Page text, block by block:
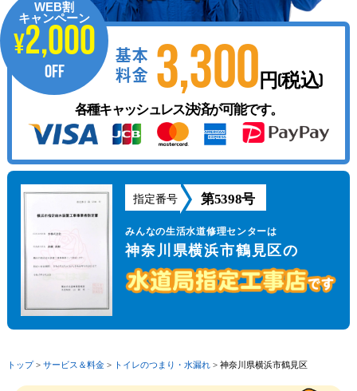
指定番号 第5398号
みんなの生活水道修理センターは
神奈川県横浜市鶴見区の
WEB割
キャンペーン
¥2,000
OFF
基本
料金 3,300 円(税込)
各種キャッシュレス決済が可能です。
トップ > サービス＆料⾦ > トイレのつまり・⽔漏れ > 神奈川県横浜市鶴見区